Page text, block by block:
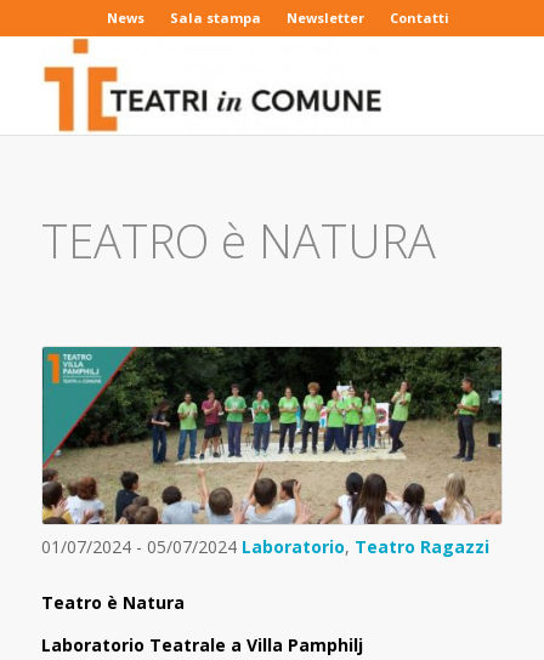
News Sala stampa Newsletter Contatti
TEATRO è NATURA
01/07/2024 - 05/07/2024 Laboratorio, Teatro Ragazzi
Teatro è Natura
Laboratorio Teatrale a Villa Pamphilj